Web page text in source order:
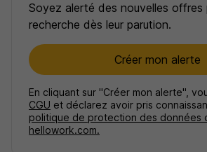
Soyez alerté des nouvelles offres
recherche dès leur parution.
Créer mon alerte
En cliquant sur "Créer mon alerte",
CGU et déclarez avoir pris
politique de protection des données
hellowork.com.